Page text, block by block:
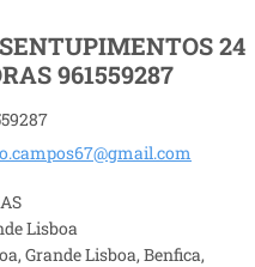
24
961559287
pos67@gmail.com
Lisboa
Grande Lisboa, Benfica,